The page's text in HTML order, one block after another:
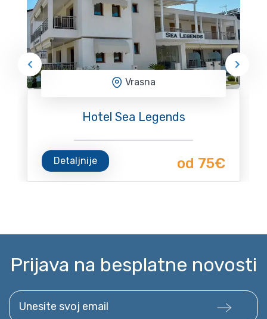
Vrasna
Hotel Sea Legends
Detaljnije od 75€
Prijava na besplatne novosti
Unesite svoj email